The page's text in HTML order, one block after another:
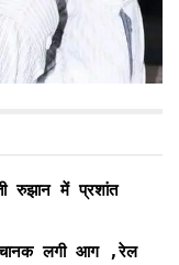
रुझान में प्रशांत
लगी आग ,रेल